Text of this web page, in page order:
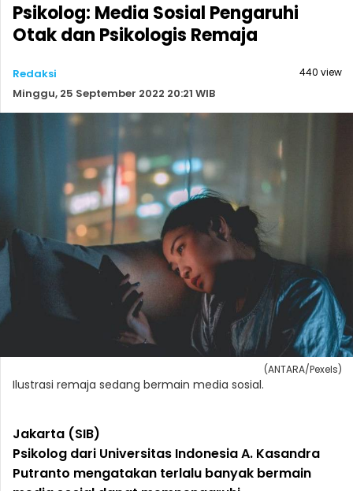
Psikolog: Media Sosial Pengaruhi
Otak dan Psikologis Remaja
Redaksi
Minggu, 25 September 2022 20:21 WIB
440 view
(ANTARA/Pexels)
Ilustrasi remaja sedang bermain media sosial.
Jakarta (SIB)
Psikolog dari Universitas Indonesia A. Kasandra
Putranto mengatakan terlalu banyak bermain